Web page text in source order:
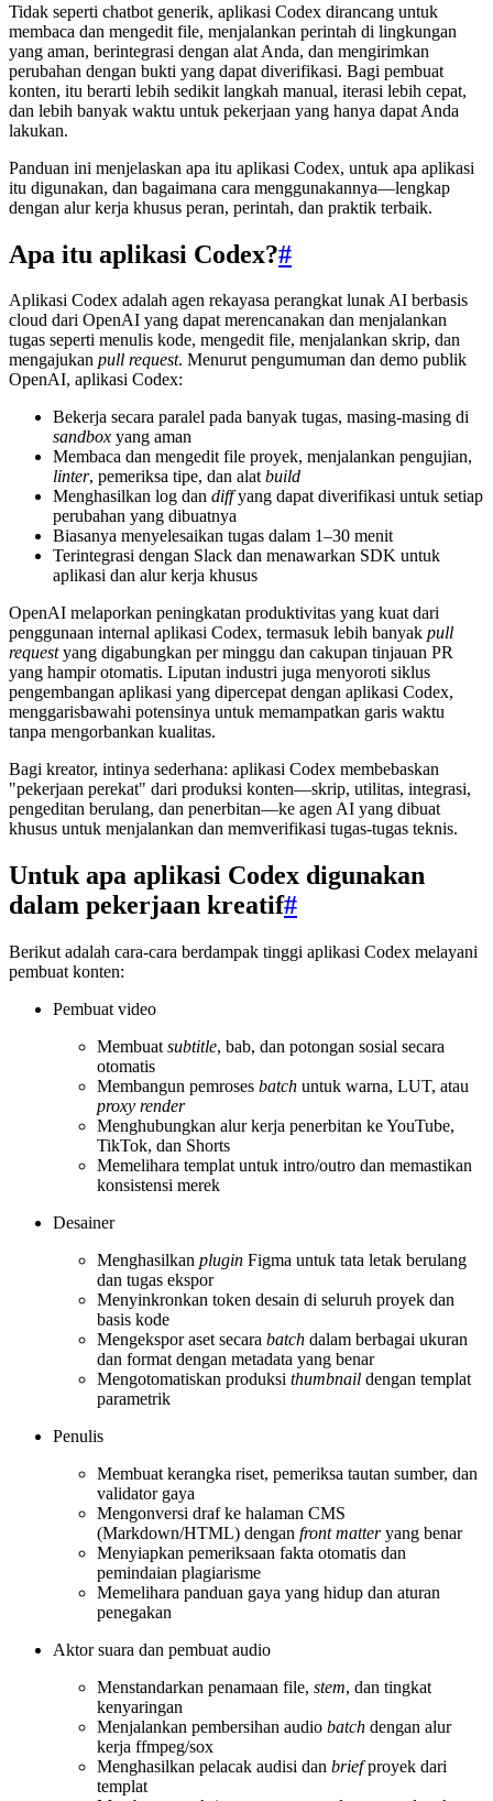
Tidak seperti chatbot generik, aplikasi Codex dirancang untuk
membaca dan mengedit file, menjalankan perintah di lingkungan
yang aman, berintegrasi dengan alat Anda, dan mengirimkan
perubahan dengan bukti yang dapat diverifikasi. Bagi pembuat
konten, itu berarti lebih sedikit langkah manual, iterasi lebih cepat,
dan lebih banyak waktu untuk pekerjaan yang hanya dapat Anda
lakukan.
Panduan ini menjelaskan apa itu aplikasi Codex, untuk apa aplikasi
itu digunakan, dan bagaimana cara menggunakannya—lengkap
dengan alur kerja khusus peran, perintah, dan praktik terbaik.
Apa itu aplikasi Codex?#
Aplikasi Codex adalah agen rekayasa perangkat lunak AI berbasis
cloud dari OpenAI yang dapat merencanakan dan menjalankan
tugas seperti menulis kode, mengedit file, menjalankan skrip, dan
mengajukan pull request. Menurut pengumuman dan demo publik
OpenAI, aplikasi Codex:
Bekerja secara paralel pada banyak tugas, masing-masing di
sandbox yang aman
Membaca dan mengedit file proyek, menjalankan pengujian,
linter, pemeriksa tipe, dan alatbuild
Menghasilkan log dan diffyang dapat diverifikasi untuk setiap
perubahan yang dibuatnya
Biasanya menyelesaikan tugas dalam 1–30 menit
Terintegrasi dengan Slack dan menawarkan SDK untuk
aplikasi dan alur kerja khusus
OpenAI melaporkan peningkatan produktivitas yang kuat dari
penggunaan internal aplikasi Codex, termasuk lebih banyak pull
requestyang digabungkan per minggu dan cakupan tinjauan PR
yang hampir otomatis. Liputan industri juga menyoroti siklus
pengembangan aplikasi yang dipercepat dengan aplikasi Codex,
menggarisbawahi potensinya untuk memampatkan garis waktu
tanpa mengorbankan kualitas.
Bagi kreator, intinya sederhana: aplikasi Codex membebaskan
"pekerjaan perekat" dari produksi konten—skrip, utilitas, integrasi,
pengeditan berulang, dan penerbitan—ke agen AI yang dibuat
khusus untuk menjalankan dan memverifikasi tugas-tugas teknis.
Untuk apa aplikasi Codex digunakan
dalam pekerjaan kreatif#
Berikut adalah cara-cara berdampak tinggi aplikasi Codex melayani
pembuat konten:
Pembuat video
Membuat subtitle, bab, dan potongan sosial secara
otomatis
Membangun pemroses batch untuk warna, LUT, atau
proxy render
Menghubungkan alur kerja penerbitan ke YouTube,
TikTok, dan Shorts
Memelihara templat untuk intro/outro dan memastikan
konsistensi merek
Desainer
Menghasilkan plugin Figma untuk tata letak berulang
dan tugas ekspor
Menyinkronkan token desain di seluruh proyek dan
basis kode
Mengekspor aset secara batch dalam berbagai ukuran
dan format dengan metadata yang benar
Mengotomatiskan produksi thumbnail dengan templat
parametrik
Penulis
Membuat kerangka riset, pemeriksa tautan sumber, dan
validator gaya
Mengonversi draf ke halaman CMS
(Markdown/HTML) dengan front matteryang benar
Menyiapkan pemeriksaan fakta otomatis dan
pemindaian plagiarisme
Memelihara panduan gaya yang hidup dan aturan
penegakan
Aktor suara dan pembuat audio
Menstandarkan penamaan file, stem, dan tingkat
kenyaringan
Menjalankan pembersihan audio batch dengan alur
kerja ffmpeg/sox
Menghasilkan pelacak audisi dan briefproyek dari
templat